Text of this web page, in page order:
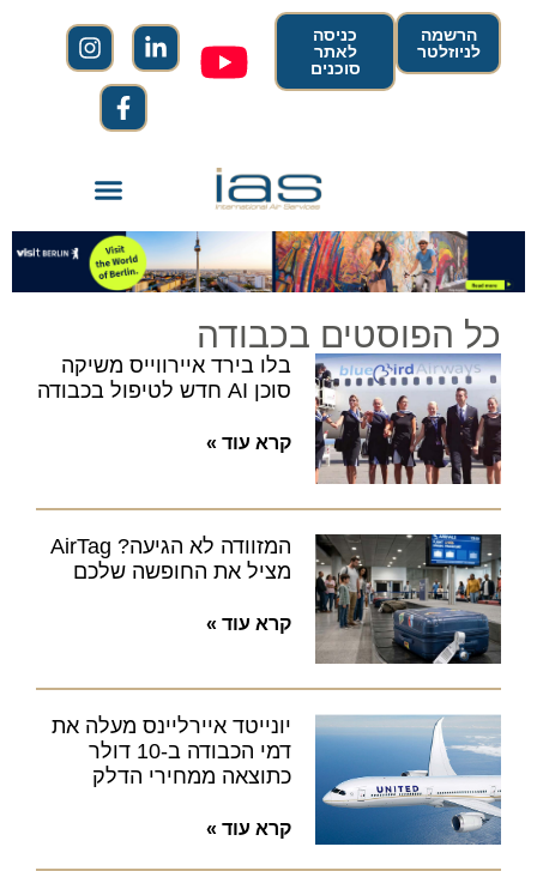
הרשמה
לניוזלטר
כניסה
לאתר
סוכנים
כל הפוסטים בכבודה
בלו בירד איירווייס משיקה
סוכן AI חדש לטיפול בכבודה
קרא עוד »
המזוודה לא הגיעה? AirTag
מציל את החופשה שלכם
קרא עוד »
יונייטד איירליינס מעלה את
דמי הכבודה ב-10 דולר
כתוצאה ממחירי הדלק
קרא עוד »